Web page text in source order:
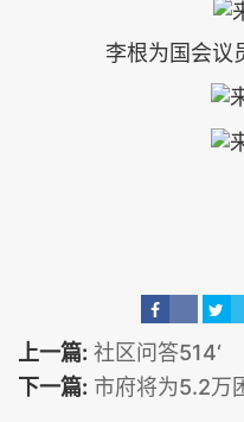
李根为国会议
上一篇: 社区问答514‘
下一篇: 市府将为5.2万